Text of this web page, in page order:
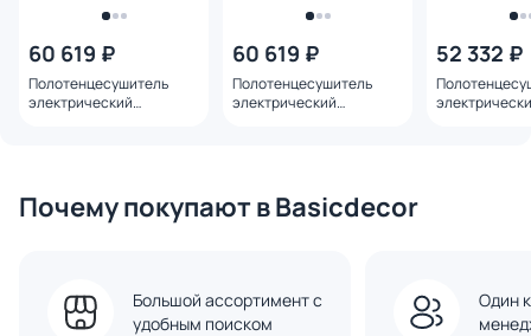
60 619 ₽
Полотенцесушитель
электрический
60 619 ₽
Полотенцесушитель
электрический
52 332 ₽
Почему покупают в Basicdecor
Большой ассортимент с
удобным поиском
Один